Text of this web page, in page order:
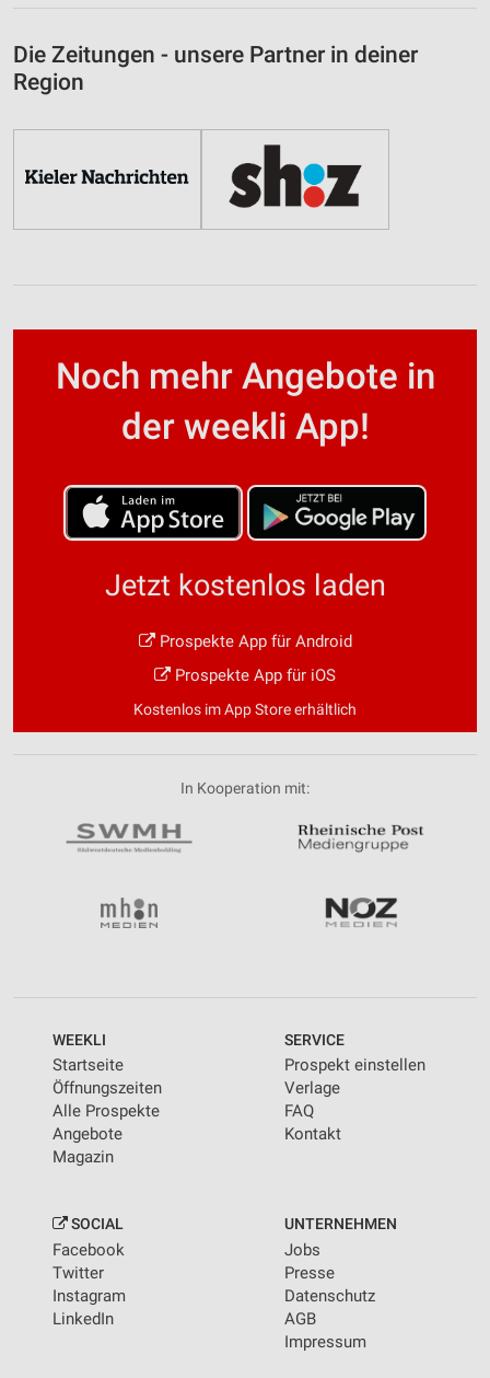
Die Zeitungen - unsere Partner in deiner
Region
Noch mehr Angebote in
der weekli App!
Jetzt kostenlos laden
Prospekte App für Android
Prospekte App für iOS
Kostenlos im App Store erhältlich
In Kooperation mit:
WEEKLI
Startseite
Öffnungszeiten
Alle Prospekte
Angebote
Magazin
SERVICE
Prospekt einstellen
Verlage
FAQ
Kontakt
SOCIAL
Facebook
Twitter
Instagram
LinkedIn
UNTERNEHMEN
Jobs
Presse
Datenschutz
AGB
Impressum